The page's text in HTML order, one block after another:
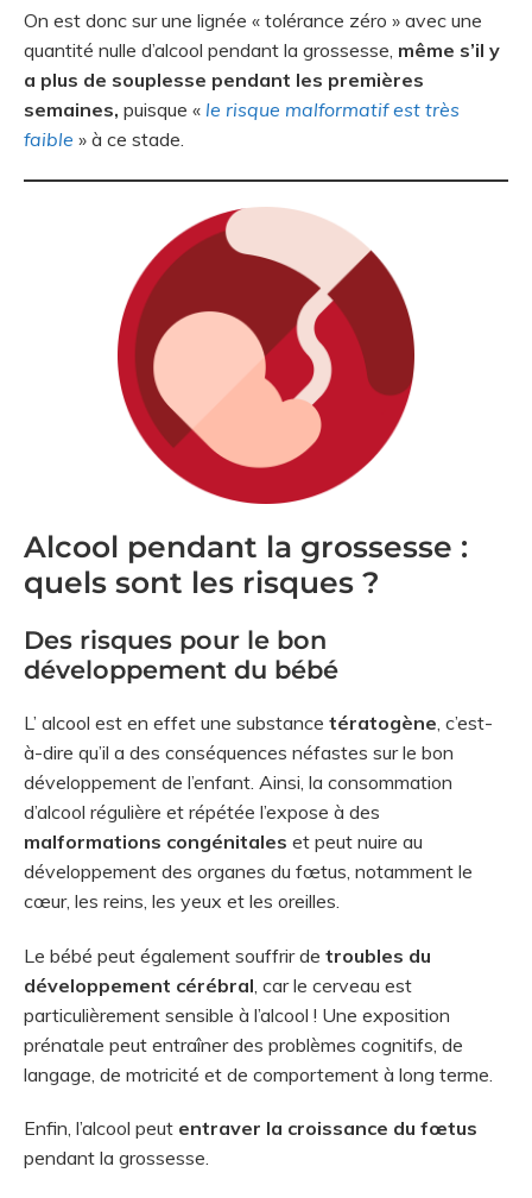
On est donc sur une lignée « tolérance zéro » avec une
quantité nulle d’alcool pendant la grossesse, même s’il y
a plus de souplesse pendant les premières
semaines, puisque « le risque malformatif est très
faible » à ce stade.
Alcool pendant la grossesse :
quels sont les risques ?
Des risques pour le bon
développement du bébé
L’ alcool est en effet une substance tératogène , c’est-
à-dire qu’il a des conséquences néfastes sur le bon
développement de l’enfant. Ainsi, la consommation
d’alcool régulière et répétée l’expose à des
malformations congénitales et peut nuire au
développement des organes du fœtus, notamment le
cœur, les reins, les yeux et les oreilles.
Le bébé peut également souffrir de troubles du
développement cérébral , car le cerveau est
particulièrement sensible à l’alcool ! Une exposition
prénatale peut entraîner des problèmes cognitifs, de
langage, de motricité et de comportement à long terme.
Enfin, l’alcool peut entraver la croissance du fœtus
pendant la grossesse.